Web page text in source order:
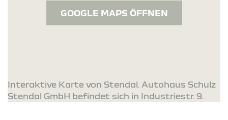
GOOGLE MAPS ÖFFNEN
Interaktive Karte von Stendal. Autohaus Schulz
Stendal GmbH befindet sich in Industriestr. 9.